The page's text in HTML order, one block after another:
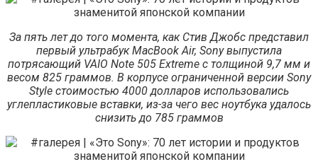
За пять лет до того момента, как Стив Джобс представил
первый ультрабук MacBook Air, Sony выпустила
потрясающий VAIO Note 505 Extreme с толщиной 9,7 мм и
весом 825 граммов. В корпусе ограниченной версии Sony
Style стоимостью 4000 долларов использовались
углепластиковые вставки, из-за чего вес ноутбука удалось
снизить до 785 граммов